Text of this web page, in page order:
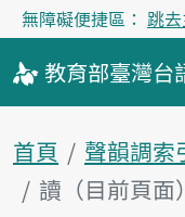
無障礙便捷區： 跳
教育部臺灣台
首頁 聲韻調索
讀（目前頁面）